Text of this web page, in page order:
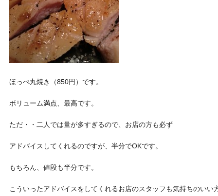
ほっぺ丸焼き（850円）です。
ボリューム満点、最高です。
ただ・・二人では量が多すぎるので、お店の方も必ず
アドバイスしてくれるのですが、半分でOKです。
もちろん、値段も半分です。
こういったアドバイスをしてくれるお店のスタッフも気持ちのいい